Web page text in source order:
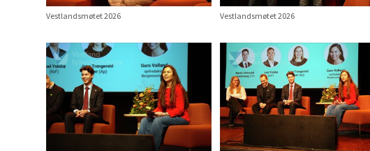
Vestlandsmøtet 2026 Vestlandsmøtet 2026